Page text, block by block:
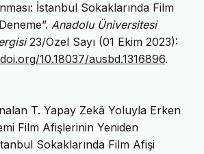
İstanbul Sokaklarında Film
Anadolu Üniversitesi
23/Özel Sayı (01 Ekim 2023):
10.18037/ausbd.1316896.
T. Yapay Zekâ Yoluyla Erken
Film Afişlerinin Yeniden
Sokaklarında Film Afişi